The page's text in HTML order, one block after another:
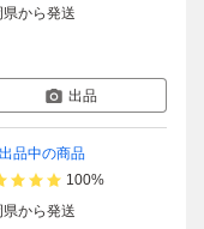
県から発送
出品
出品中の商品
100%
県から発送